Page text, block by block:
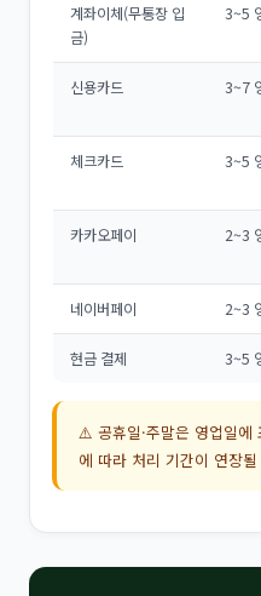
계좌이체(무통장 입
금)
3~5
신용카드 3~7
체크카드 3~5
카카오페이 2~3
네이버페이 2~3
현금 결제 3~5
⚠️ 공휴일·주말은 영업일에
에 따라 처리 기간이 연장